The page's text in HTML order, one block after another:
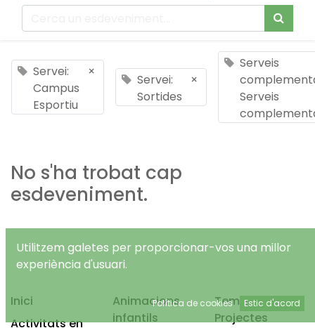
Servei:
Campus
Esportiu
×
Servei:
Sortides
×
Serveis
Serveis
No s'ha trobat cap
esdeveniment.
Inici
Activitats en
Animacions
infantils
Temps Lliure
Projectes
Utilitzem galetes per proporcionar-vos una millor
experiència d'usuari.
Política de cookies Estic d'acord